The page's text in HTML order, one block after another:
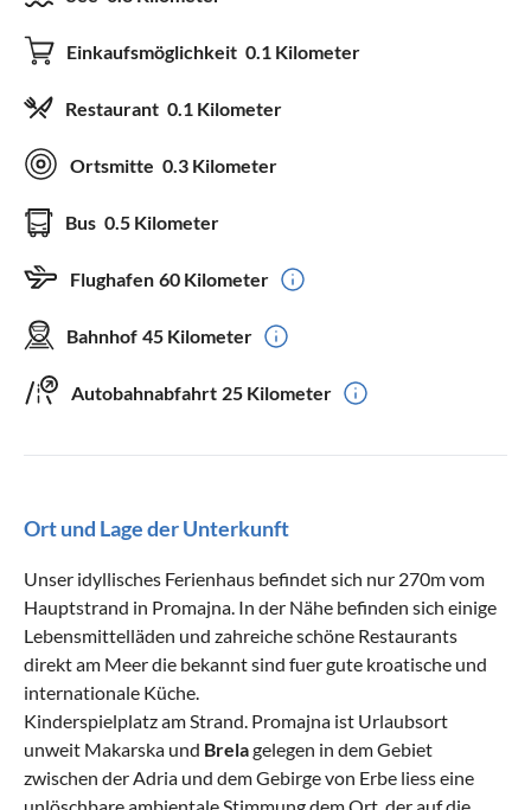
Einkaufsmöglichkeit 0.1 Kilometer
Restaurant 0.1 Kilometer
Ortsmitte 0.3 Kilometer
Bus 0.5 Kilometer
Flughafen 60 Kilometer
Bahnhof 45 Kilometer
Autobahnabfahrt 25 Kilometer
Ort und Lage der Unterkunft
Unser idyllisches Ferienhaus befindet sich nur 270m vom
Hauptstrand in Promajna. In der Nähe befinden sich einige
Lebensmittelläden und zahreiche schöne Restaurants
direkt am Meer die bekannt sind fuer gute kroatische und
internationale Küche.
Kinderspielplatz am Strand. Promajna ist Urlaubsort
unweit Makarska und Brelagelegen in dem Gebiet
zwischen der Adria und dem Gebirge von Erbe liess eine
unlöschbare ambientale Stimmung dem Ort, der auf die